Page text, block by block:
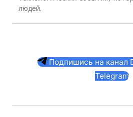
людей.
Подпишись на канал
Telegram